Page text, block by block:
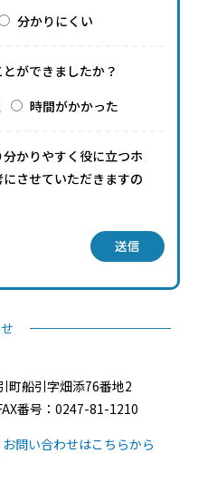
分かりにくい
ができましたか？
時間がかかった
かりやすく役に立つホ
させていただきますの
送信
町船引字畑添76番地2
番号：0247-81-1210
お問い合わせはこちらから